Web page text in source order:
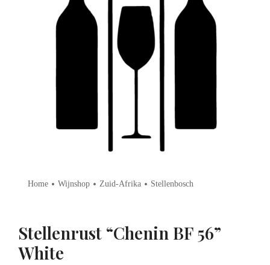
Home • Wijnshop • Zuid-Afrika • Stellenbosch
Stellenrust “Chenin BF 56”
White